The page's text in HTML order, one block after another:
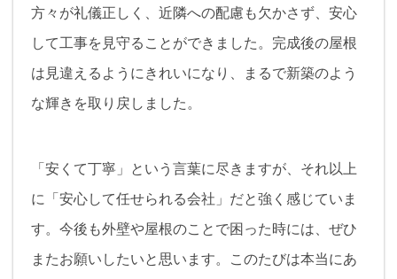
方々が礼儀正しく、近隣への配慮も欠かさず、安心
して工事を見守ることができました。完成後の屋根
は見違えるようにきれいになり、まるで新築のよう
な輝きを取り戻しました。
「安くて丁寧」という言葉に尽きますが、それ以上
に「安心して任せられる会社」だと強く感じていま
す。今後も外壁や屋根のことで困った時には、ぜひ
またお願いしたいと思います。このたびは本当にあ